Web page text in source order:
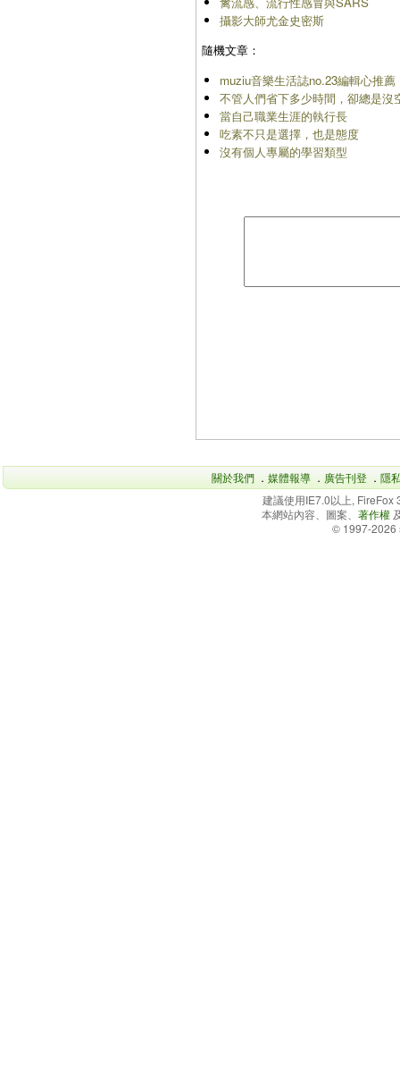
攝影大師尤金史密斯
隨機文章：
muziu音樂生活誌no.23編輯心推
不管人們省下多少時間，卻總是沒
當自己職業生涯的執行長
吃素不只是選擇，也是態度
沒有個人專屬的學習類型
關於我們 ． 媒體報導 ． 廣告刊登 ． 隱
建議使用IE7.0以上,
本網站內容、圖案、 著作權
© 1997-2026